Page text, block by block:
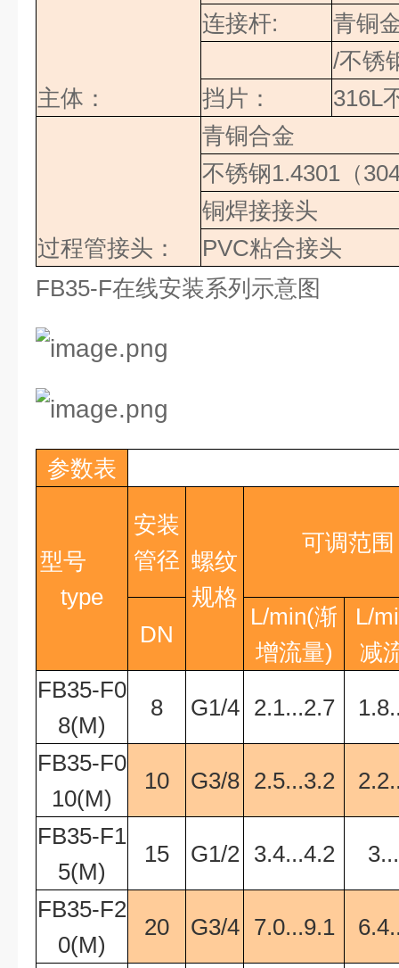
主体：
连接杆:
青铜
/不锈
挡片：
316L
过程管接头：
青铜合金
不锈钢1.4301 （
铜焊接接头
PVC粘合接头
FB35-F在线安装系列示意图
参数表
型号
type
安装
管径 螺纹
规格
可调范围
DN
L/min(渐
增流量)
L/
减
FB35-F0
8(M)
8 G1/4 2.1...2.7
FB35-F0
10(M)
10 G3/8 2.5...3.2
FB35-F1
5(M)
15 G1/2 3.4...4.2
FB35-F2
0(M)
20 G3/4 7.0...9.1